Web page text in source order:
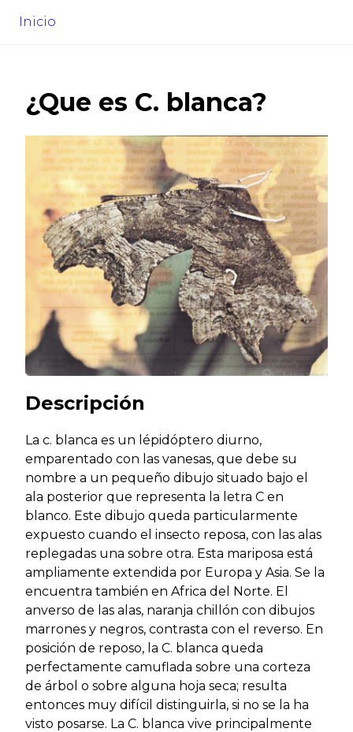
Inicio
¿Que es C. blanca?
Descripción
La c. blanca es un lépidóptero diurno,
emparentado con las vanesas, que debe su
nombre a un pequeño dibujo situado bajo el
ala posterior que representa la letra C en
blanco. Este dibujo queda particularmente
expuesto cuando el insecto reposa, con las alas
replegadas una sobre otra. Esta mariposa está
ampliamente extendida por Europa y Asia. Se la
encuentra también en Africa del Norte. El
anverso de las alas, naranja chillón con dibujos
marrones y negros, contrasta con el reverso. En
posición de reposo, la C. blanca queda
perfectamente camuflada sobre una corteza
de árbol o sobre alguna hoja seca; resulta
entonces muy difícil distinguirla, si no se la ha
visto posarse. La C. blanca vive principalmente